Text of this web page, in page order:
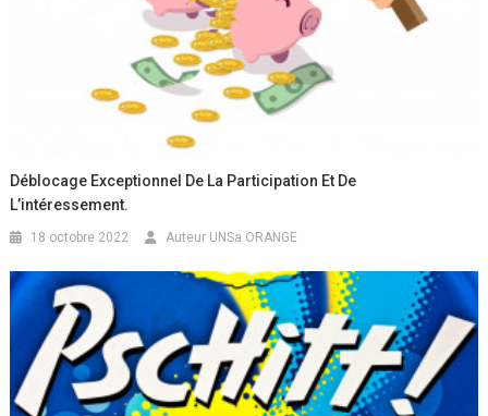
Déblocage Exceptionnel De La Participation Et De
L’intéressement.
18 octobre 2022 Auteur UNSa ORANGE